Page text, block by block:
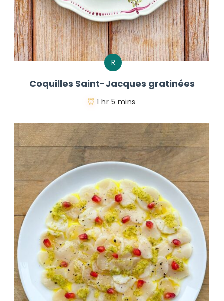
R
Coquilles Saint-Jacques gratinées
1 hr 5 mins